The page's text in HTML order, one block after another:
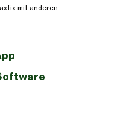
mit anderen